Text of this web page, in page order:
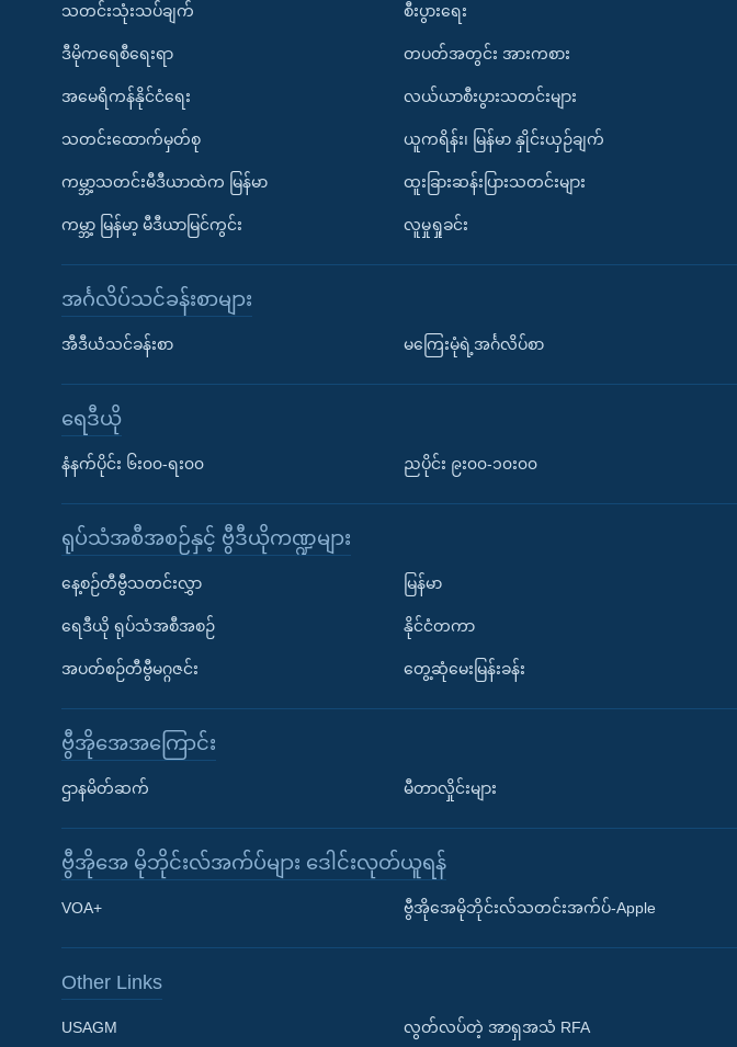
Learning English
သတင်းသုံးသပ်ချက်
ဒီမိုကရေစီရေးရာ
အမေရိကန်နိုင်ငံရေး
သတင်းထောက်မှတ်စု
ကမ္ဘာ့သတင်းမီဒီယာထဲက မြန်မာ
ကမ္ဘာ့ မြန်မာ့ မီဒီယာမြင်ကွင်း
စီးပွားရေး
တပတ်အတွင်း အားကစား
လယ်ယာစီးပွားသတင်းများ
ယူကရိန်း၊ မြန်မာ နှိုင်းယှဉ်ချက်
ထူးခြားဆန်းပြားသတင်းများ
လူမှုရှုခင်း
အင်္ဂလိပ်သင်ခန်းစာများ
အီဒီယံသင်ခန်းစာ မကြေးမုံရဲ့အင်္ဂလိပ်စာ
ရေဒီယို
နံနက်ပိုင်း ၆း၀၀-ရး၀၀ ညပိုင်း ၉း၀၀-၁၀း၀၀
ရုပ်သံအစီအစဉ်နှင့် ဗွီဒီယိုကဏ္ဍများ
နေ့စဉ်တီဗွီသတင်းလွှာ
ရေဒီယို ရုပ်သံအစီအစဉ်
အပတ်စဉ်တီဗွီမဂ္ဂဇင်း
မြန်မာ
နိုင်ငံတကာ
တွေ့ဆုံမေးမြန်းခန်း
ဗွီအိုအေအကြောင်း
ဌာနမိတ်ဆက် မီတာလှိုင်းများ
ဗွီအိုအေ မိုဘိုင်းလ်အက်ပ်များ ဒေါင်းလုတ်ယူရန်
VOA+ ဗွီအိုအေမိုဘိုင်းလ်သတင်းအက်ပ်-Apple
Other Links
USAGM လွတ်လပ်တဲ့ အာရှအသံ RFA